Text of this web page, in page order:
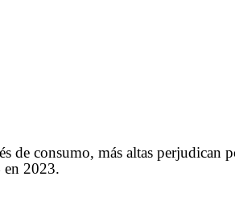
de consumo, más altas
en 2023.